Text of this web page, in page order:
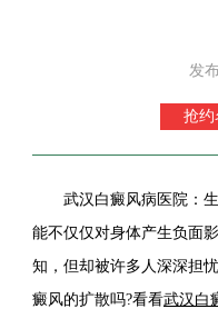
发
抢约
武汉白癜风病医院：生
能不仅仅对身体产生负面
知，但却被许多人深深担
癜风的扩散吗?看看武汉白